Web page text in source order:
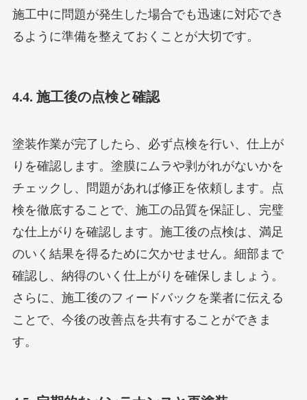
施工中に問題が発生した場合でも迅速に対応でき
るように準備を整えておくことが大切です。
4.4. 施工後の点検と確認
塗装作業が完了したら、必ず点検を行い、仕上が
りを確認します。塗膜にムラや剥がれがないかを
チェックし、問題があれば修正を依頼します。点
検を徹底することで、施工の品質を保証し、完璧
な仕上がりを確認します。施工後の点検は、満足
のいく結果を得るために欠かせません。細部まで
確認し、納得のいく仕上がりを確保しましょう。
さらに、施工後のフィードバックを業者に伝える
ことで、今後の改善点を共有することができま
す。